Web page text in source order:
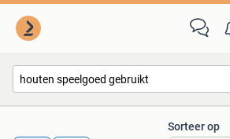
Sorteer op